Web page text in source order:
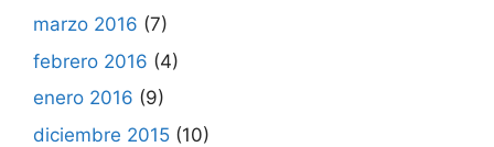
marzo 2016 (7)
febrero 2016 (4)
enero 2016 (9)
diciembre 2015 (10)